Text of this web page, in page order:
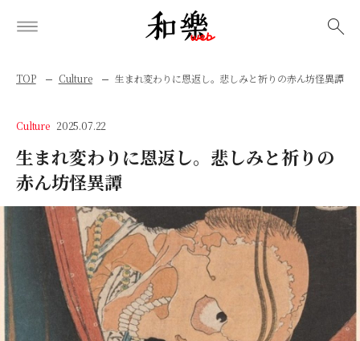
TOP Culture 生まれ変わりに恩返し。悲しみと祈りの赤ん坊怪異譚
Culture 2025.07.22
生まれ変わりに恩返し。悲しみと祈りの
赤ん坊怪異譚